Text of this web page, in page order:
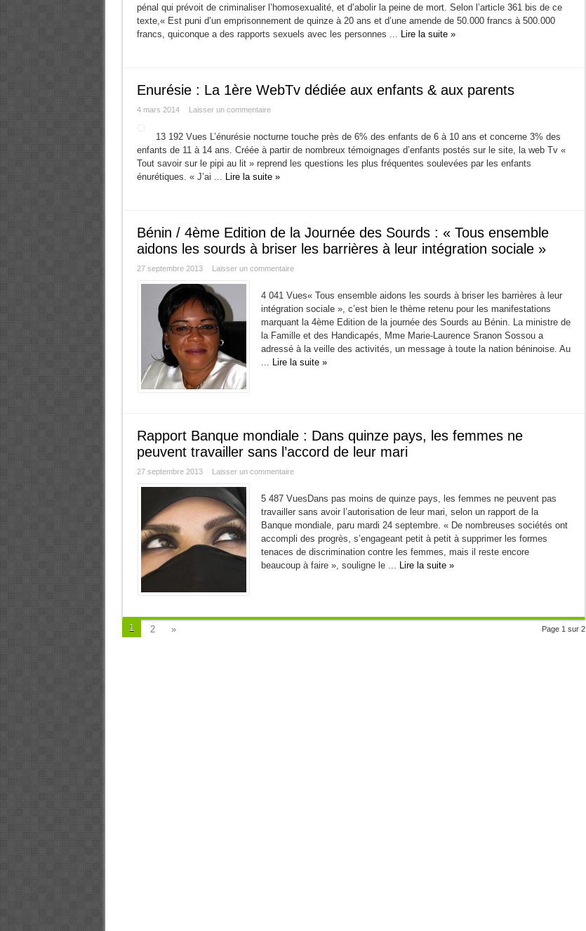
pénal qui prévoit de criminaliser l’homosexualité, et d’abolir la peine de mort. Selon l’article 361 bis de ce
texte,« Est puni d’un emprisonnement de quinze à 20 ans et d’une amende de 50.000 francs à 500.000
francs, quiconque a des rapports sexuels avec les personnes ... Lire la suite »
Enurésie : La 1ère WebTv dédiée aux enfants & aux parents
4 mars 2014 Laisser un commentaire
13 192 Vues L’énurésie nocturne touche près de 6% des enfants de 6 à 10 ans et concerne 3% des
enfants de 11 à 14 ans. Créée à partir de nombreux témoignages d’enfants postés sur le site, la web Tv «
Tout savoir sur le pipi au lit » reprend les questions les plus fréquentes soulevées par les enfants
énurétiques. « J’ai ... Lire la suite »
Bénin / 4ème Edition de la Journée des Sourds : « Tous ensemble
aidons les sourds à briser les barrières à leur intégration sociale »
27 septembre 2013 Laisser un commentaire
4 041 Vues« Tous ensemble aidons les sourds à briser les barrières à leur
intégration sociale », c’est bien le thème retenu pour les manifestations
marquant la 4ème Edition de la journée des Sourds au Bénin. La ministre de
la Famille et des Handicapés, Mme Marie-Laurence Sranon Sossou a
adressé à la veille des activités, un message à toute la nation béninoise. Au
... Lire la suite »
Rapport Banque mondiale : Dans quinze pays, les femmes ne
peuvent travailler sans l’accord de leur mari
27 septembre 2013 Laisser un commentaire
5 487 VuesDans pas moins de quinze pays, les femmes ne peuvent pas
travailler sans avoir l’autorisation de leur mari, selon un rapport de la
Banque mondiale, paru mardi 24 septembre. « De nombreuses sociétés ont
accompli des progrès, s’engageant petit à petit à supprimer les formes
tenaces de discrimination contre les femmes, mais il reste encore
beaucoup à faire », souligne le ... Lire la suite »
Page 1 sur 2
1 2 »